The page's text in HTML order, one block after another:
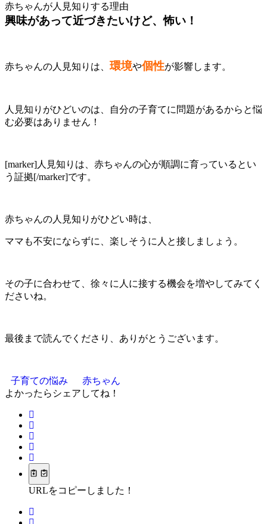
赤ちゃんが人見知りする理由
興味があって近づきたいけど、怖い！
赤ちゃんの人見知りは、 環境や個性が影響します。
人見知りがひどいのは、自分の子育てに問題があるからと悩
む必要はありません！
[marker]人見知りは、赤ちゃんの心が順調に育っているとい
う証拠[/marker]です。
赤ちゃんの人見知りがひどい時は、
ママも不安にならずに、楽しそうに人と接しましょう。
その子に合わせて、徐々に人に接する機会を増やしてみてく
ださいね。
最後まで読んでくださり、ありがとうございます。
子育ての悩み
赤ちゃん
よかったらシェアしてね！
URLをコピーしました！